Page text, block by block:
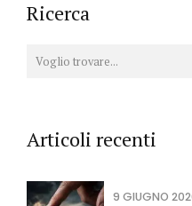
Ricerca
Articoli recenti
9 GIUGNO